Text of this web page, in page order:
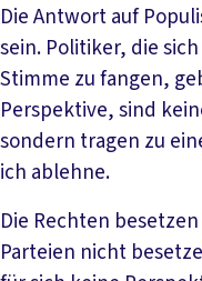
Die Antwort auf
sein. Politiker, die
Stimme zu fangen,
Perspektive, sind
sondern tragen zu
ich ablehne.
Die Rechten
Parteien nicht